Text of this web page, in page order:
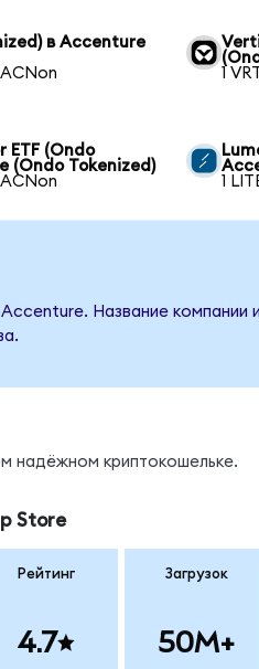
в Accenture
ACNon
1
ETF (Ondo
(Ondo Tokenized)
ACNon
1
Название компании
надёжном криптокошельке.
Store
Рейтинг
4.7
Загрузок
50M+